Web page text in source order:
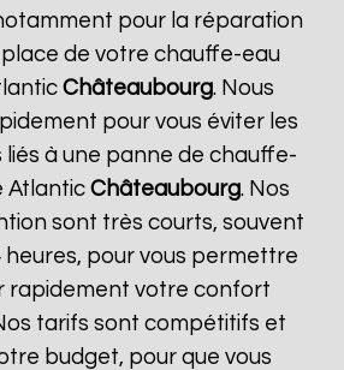
pour la réparation
place de votre chauffe-eau
Châteaubourg. Nous
pour vous éviter les
à une panne de chauffe-
AtlanticChâteaubourg. Nos
sont très courts, souvent
heures, pour vous permettre
rapidement votre confort
tarifs sont compétitifs et
budget, pour que vous